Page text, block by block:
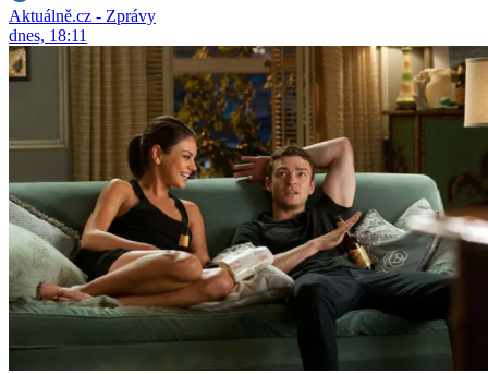
Aktuálně.cz - Zprávy
dnes, 18:11